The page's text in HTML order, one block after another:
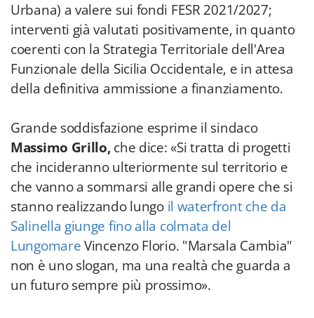
Urbana) a valere sui fondi FESR 2021/2027;
interventi già valutati positivamente, in quanto
coerenti con la Strategia Territoriale dell'Area
Funzionale della Sicilia Occidentale, e in attesa
della definitiva ammissione a finanziamento.
Grande soddisfazione esprime il sindaco
Massimo Grillo,che dice: «Si tratta di progetti
che incideranno ulteriormente sul territorio e
che vanno a sommarsi alle grandi opere che si
stanno realizzando lungo il waterfront che da
Salinella giunge fino alla colmata del
LungomareVincenzo Florio. "Marsala Cambia"
non è uno slogan, ma una realtà che guarda a
un futuro sempre più prossimo».